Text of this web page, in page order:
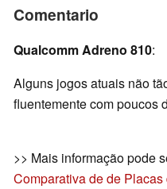
Comentario
Qualcomm Adreno 810:
Alguns jogos atuais não
fluentemente com poucos
>> Mais informação pode
Comparativa de de